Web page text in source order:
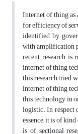
Internet of thing
for efficiency of
identified by
with amplification
recent research
internet of thing
this research tried
internet of thing
this technology in
logistic. In respect
essence, it is of
is of sectional